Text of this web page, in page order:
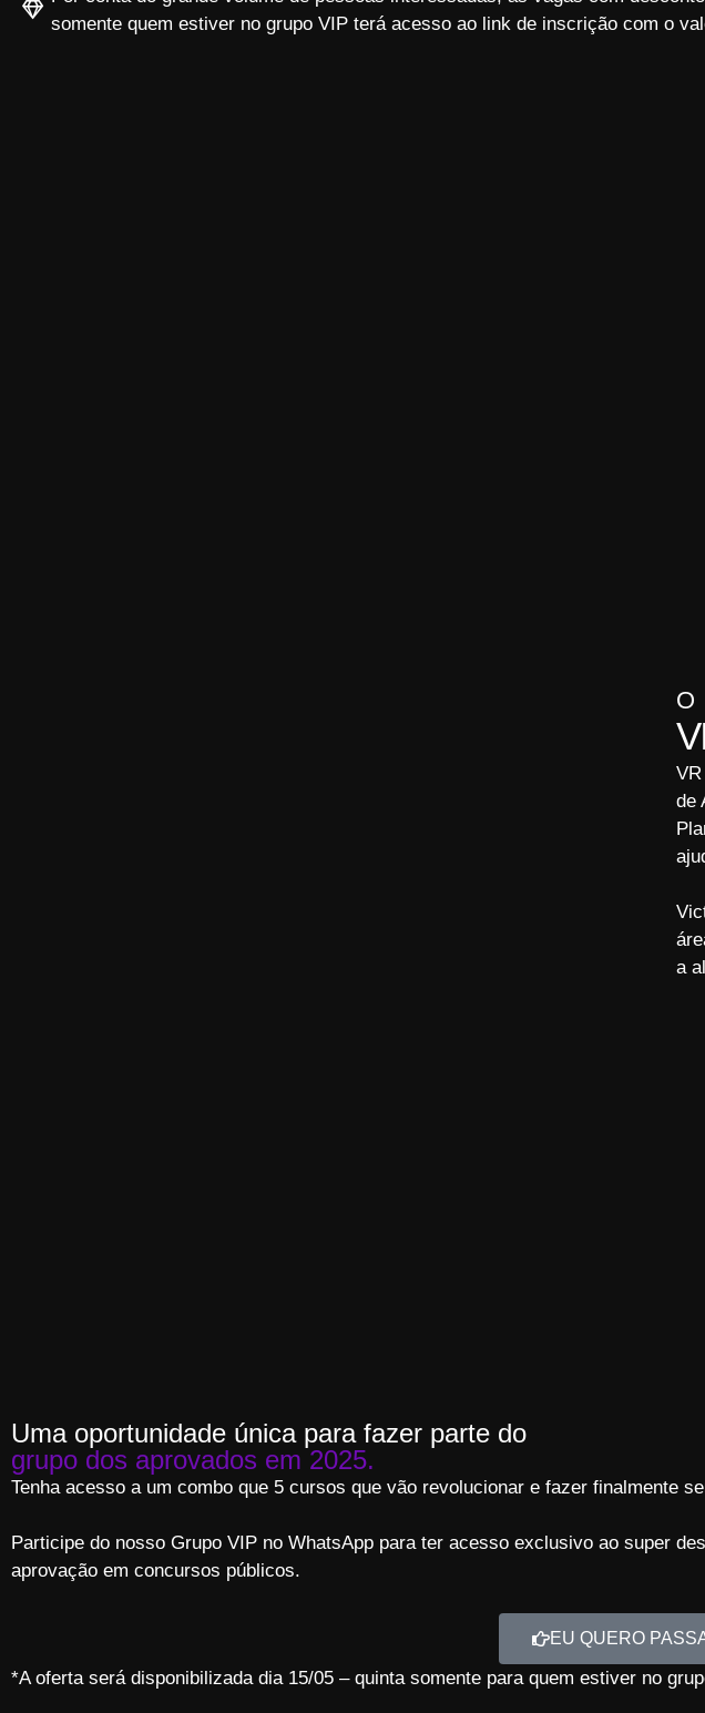
somente quem estiver no grupo VIP terá acesso ao link de inscrição com o
O
de
a
Uma oportunidade única para fazer parte do
grupo dos aprovados em 2025.
Tenha acesso a um combo que 5 cursos que vão revolucionar e fazer finalmente
Participe do nosso Grupo VIP no WhatsApp para ter acesso exclusivo ao super
aprovação em concursos públicos.
EU QUERO
*A oferta será disponibilizada dia 15/05 – quinta somente para quem estiver no